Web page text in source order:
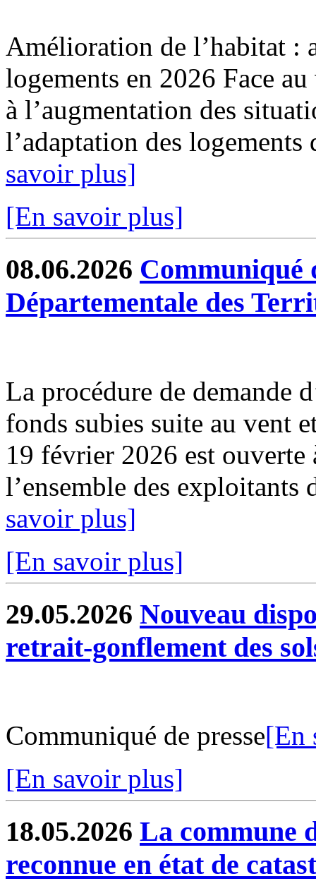
Amélioration de l’habitat :
logements en 2026 Face
à l’augmentation des
l’adaptation des
savoir plus]
[En savoir plus]
08.06.2026 Communiqué
Départementale des
La procédure de demande
fonds subies suite au vent
19 février 2026 est
l’ensemble des exploitants
savoir plus]
[En savoir plus]
29.05.2026 Nouveau
retrait-gonflement des
Communiqué de presse[En
[En savoir plus]
18.05.2026 La commune
reconnue en état de